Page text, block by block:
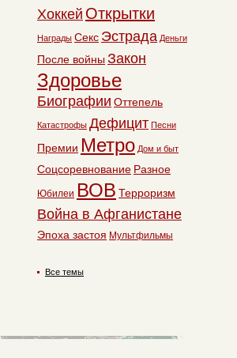
Хоккей Открытки
Награды Секс Эстрада Деньги
После войны Закон
Здоровье
Биографии Оттепель
Катастрофы Дефицит Песни
Премии Метро Дом и быт
Соцсоревнование Разное
Юбилеи ВОВ Терроризм
Война в Афганистане
Эпоха застоя Мультфильмы
Все темы